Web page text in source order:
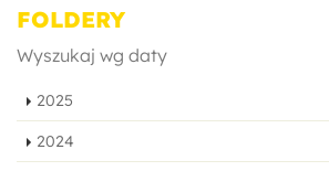
FOLDERY
Wyszukaj wg daty
2025
2024